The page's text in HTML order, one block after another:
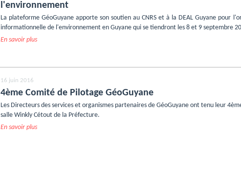
l'environnement
La plateforme GéoGuyane apporte son soutien au CNRS et à la DEAL Guyane pour
informationnelle de l'environnement en Guyane qui se tiendront les 8 et 9 septembre
En savoir plus
16 juin 2016
4ème Comité de Pilotage GéoGuyane
Les Directeurs des services et organismes partenaires de GéoGuyane ont tenu leur
salle Winkly Cétout de la Préfecture.
En savoir plus